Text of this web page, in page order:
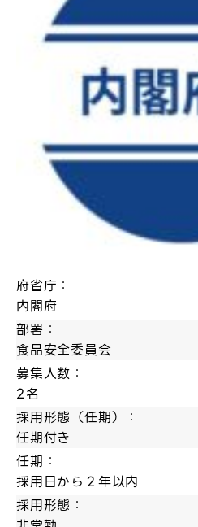
府省庁：
内閣府
部署：
食品安全委員会
募集人数：
2名
採用形態（任期）：
任期付き
任期：
採用日から２年以内
採用形態：